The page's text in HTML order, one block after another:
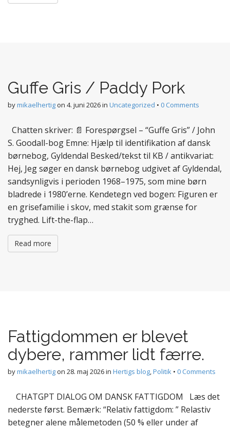
Guffe Gris / Paddy Pork
bymikaelhertigon 4. juni 2026in Uncategorized • 0 Comments
Chatten skriver: 📄 Forespørgsel – “Guffe Gris” / John
S. Goodall-bog Emne: Hjælp til identifikation af dansk
børnebog, Gyldendal Besked/tekst til KB / antikvariat:
Hej, Jeg søger en dansk børnebog udgivet af Gyldendal,
sandsynligvis i perioden 1968–1975, som mine børn
bladrede i 1980’erne. Kendetegn ved bogen: Figuren er
en grisefamilie i skov, med stakit som grænse for
tryghed. Lift-the-flap…
Read more
Fattigdommen er blevet
dybere, rammer lidt færre.
bymikaelhertigon 28. maj 2026in Hertigs blog,Politik • 0 Comments
CHATGPT DIALOG OM DANSK FATTIGDOM Læs det
nederste først. Bemærk: “Relativ fattigdom: ” Relastiv
betegner alene målemetoden (50 % eller under af